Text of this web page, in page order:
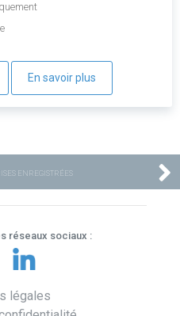
En savoir plus
ENREGISTRÉES
réseaux sociaux :
légales